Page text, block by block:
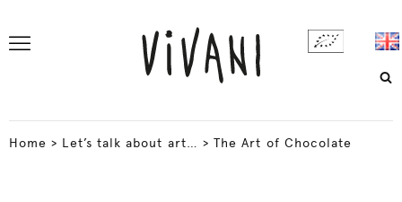
Home > Let’s talk about art… >The Art of Chocolate